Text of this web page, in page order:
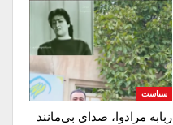
سیاست
ربابه مرادوا، صدای بی‌مانند